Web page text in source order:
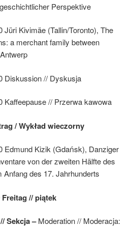
Perspektive
Jüri Kivimäe (Tallin/Toronto), The
a merchant family between
Diskussion // Dyskusja
Kaffeepause // Przerwa kawowa
/Wykład wieczorny
Edmund Kizik (Gdańsk), Danziger
von der zweiten Hälfte des
Anfang des 17. Jahrhunderts
Freitag // piątek
Sekcja–Moderation // Moderacja: